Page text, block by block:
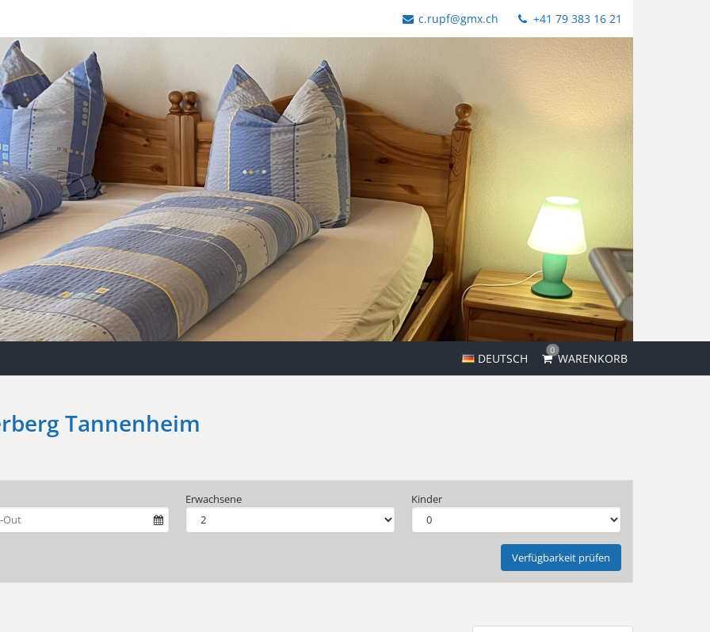
c.rupf@gmx.ch +41 79 383 16 21
DEUTSCH
0
WARENKORB
Tannenheim
Erwachsene Kinder
Verfügbarkeit prüfen